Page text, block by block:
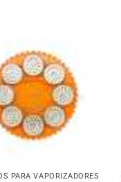
PARA VAPORIZADORES